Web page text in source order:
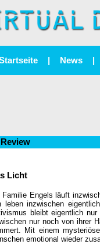
| News |
Review
Licht
Familie Engels läuft
leben inzwischen
bleibt eigentlich nur
nur noch von ihrer
Mit einem
emotional wieder